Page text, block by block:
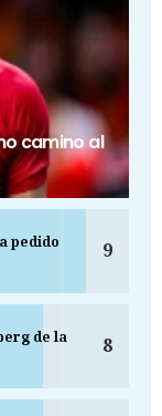
camino al
pedido
9
de la
8